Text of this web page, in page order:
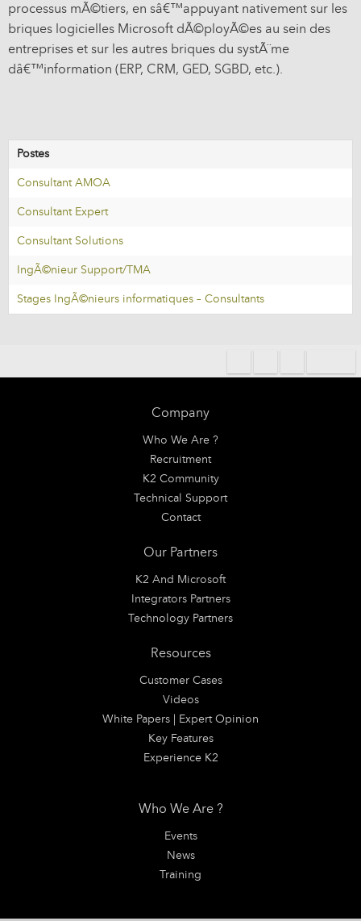
processus mÃ©tiers, en sâ€™appuyant nativement sur les
briques logicielles Microsoft dÃ©ployÃ©es au sein des
entreprises et sur les autres briques du systÃ¨me
dâ€™information (ERP, CRM, GED, SGBD, etc.).
Postes
Consultant AMOA
Consultant Expert
Consultant Solutions
IngÃ©nieur Support/TMA
Stages IngÃ©nieurs informatiques – Consultants
Company
Who We Are ?
Recruitment
K2 Community
Technical Support
Contact
Our Partners
K2 And Microsoft
Integrators Partners
Technology Partners
Resources
Customer Cases
Videos
White Papers | Expert Opinion
Key Features
Experience K2
Who We Are ?
Events
News
Training